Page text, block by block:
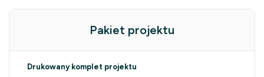
Pakiet projektu
Drukowany komplet projektu